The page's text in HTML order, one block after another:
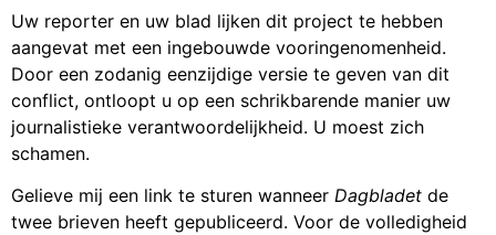
Uw reporter en uw blad lijken dit project te hebben
aangevat met een ingebouwde vooringenomenheid.
Door een zodanig eenzijdige versie te geven van dit
conflict, ontloopt u op een schrikbarende manier uw
journalistieke verantwoordelijkheid. U moest zich
schamen.
Gelieve mij een link te sturen wanneer Dagbladet de
twee brieven heeft gepubliceerd. Voor de volledigheid